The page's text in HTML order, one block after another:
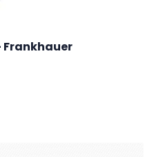
Frankhauer